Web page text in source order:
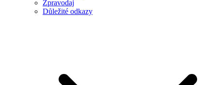
Zpravodaj
Důležité odkazy